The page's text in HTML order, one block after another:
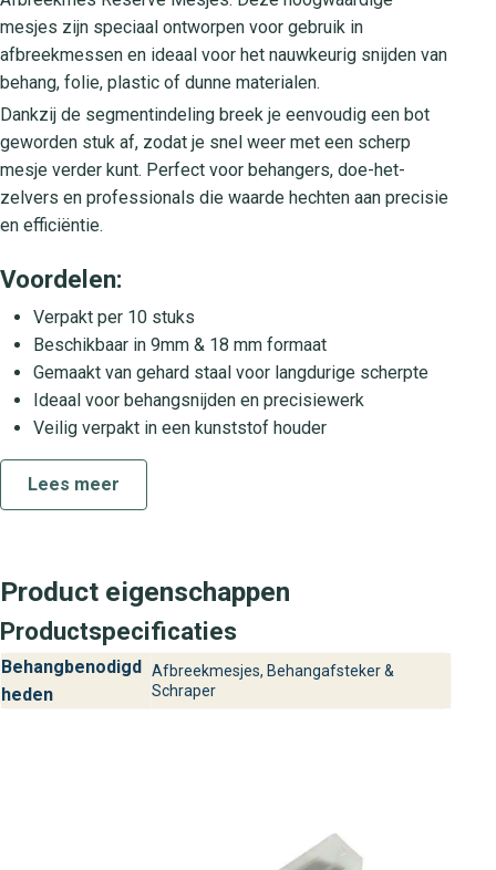
mesjes zijn speciaal ontworpen voor gebruik in
afbreekmessen en ideaal voor het nauwkeurig snijden van
behang, folie, plastic of dunne materialen.
Dankzij de segmentindeling breek je eenvoudig een bot
geworden stuk af, zodat je snel weer met een scherp
mesje verder kunt. Perfect voor behangers, doe-het-
zelvers en professionals die waarde hechten aan precisie
en efficiëntie.
Voordelen:
Verpakt per 10 stuks
Beschikbaar in 9mm & 18 mm formaat
Gemaakt van gehard staal voor langdurige scherpte
Ideaal voor behangsnijden en precisiewerk
Veilig verpakt in een kunststof houder
Lees meer
Product eigenschappen
Productspecificaties
Behangbenodigd
heden
Afbreekmesjes, Behangafsteker &
Schraper